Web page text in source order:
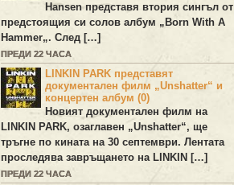
Hansenпредставя втория сингъл от
предстоящия си солов албум „ Born With A
Hammer„. След […]
ПРЕДИ 22 ЧАСА
LINKIN PARK представят
документален филм „Unshatter“ и
концертен албум (0)
Новият документален филм на
LINKIN PARK, озаглавен „Unshatter“, ще
тръгне по кината на 30 септември. Лентата
проследява завръщането наLINKIN […]
ПРЕДИ 22 ЧАСА